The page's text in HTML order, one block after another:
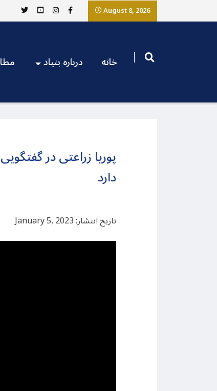
August 8, 2026
درباره بنیاد خانه
پوریا زراعتی در
دارد
تاریخ انتشار: January 5, 2023